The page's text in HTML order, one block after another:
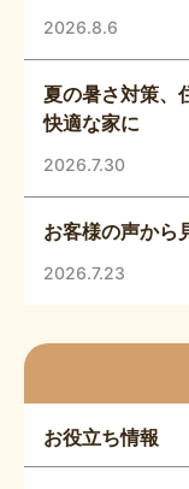
2026.8.6
夏の暑さ対策、
快適な家に
2026.7.30
お客様の声から
2026.7.23
お役立ち情報